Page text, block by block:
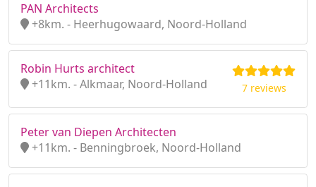
PAN Architects
+8km. - Heerhugowaard, Noord-Holland
Robin Hurts architect
+11km. - Alkmaar, Noord-Holland
7 reviews
Peter van Diepen Architecten
+11km. - Benningbroek, Noord-Holland